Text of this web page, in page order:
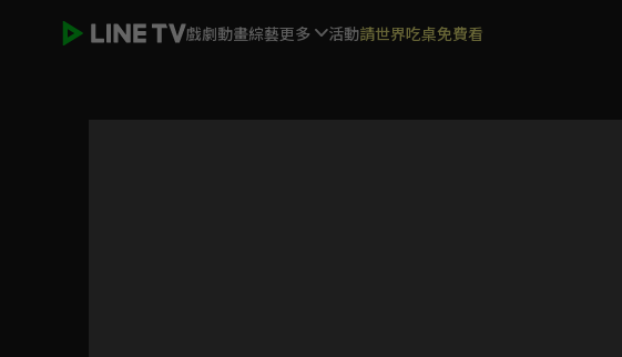
戲劇動畫綜藝更多 活動請世界吃桌免費看